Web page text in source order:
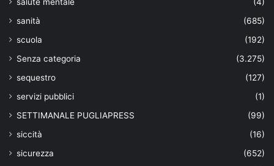
sanità
(685)
scuola
(192)
Senza categoria
(3.275)
sequestro
(127)
servizi pubblici
(1)
SETTIMANALE PUGLIAPRESS
(99)
siccità
(16)
sicurezza
(652)